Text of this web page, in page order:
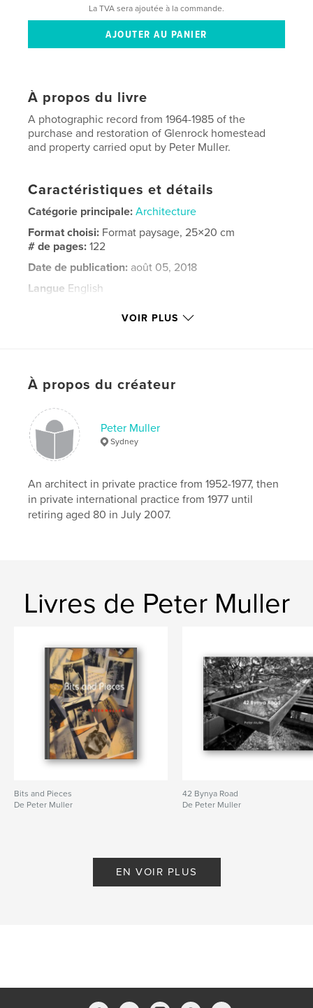
La TVA sera ajoutée à la commande.
À propos du livre
A photographic record from 1964-1985 of the
purchase and restoration of Glenrock homestead
and property carried oput by Peter Muller.
Caractéristiques et détails
Catégorie principale: Architecture
Format choisi: Format paysage, 25×20 cm
# de pages:122
Date de publication: août 05, 2018
Langue English
VOIR PLUS
À propos du créateur
Peter Muller
Sydney
An architect in private practice from 1952-1977, then
in private international practice from 1977 until
retiring aged 80 in July 2007.
Livres de Peter Muller
Bits and Pieces
De Peter Muller
42 Bynya Road
De Peter Muller
EN VOIR PLUS